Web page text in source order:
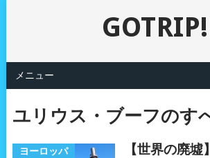
GOTRIP!
メニュー
ユリウス・ブーフのす
ヨーロッパ
【世界の廃